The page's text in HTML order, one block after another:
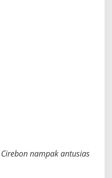
nampak antusias